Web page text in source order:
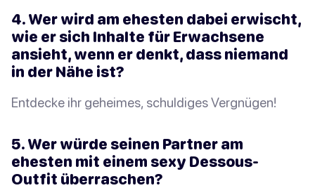
4. Wer wird am ehesten dabei erwischt,
wie er sich Inhalte für Erwachsene
ansieht, wenn er denkt, dass niemand
in der Nähe ist?
Entdecke ihr geheimes, schuldiges Vergnügen!
5. Wer würde seinen Partner am
ehesten mit einem sexy Dessous-
Outfit überraschen?